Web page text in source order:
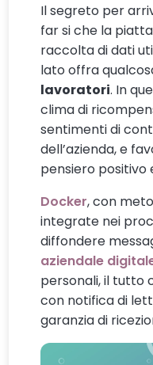
Il segreto per
far si che la
raccolta di dati
lato offra
lavoratori. In
clima di
sentimenti di
dell’azienda, e
pensiero positivo
Docker, con
integrate nei
diffondere
aziendale
personali, il
con notifica di
garanzia di